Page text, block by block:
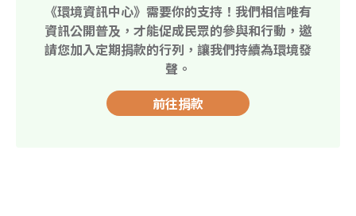
《環境資訊中心》需要你的支持！我們相信唯有
資訊公開普及，才能促成民眾的參與和行動，邀
請您加入定期捐款的行列，讓我們持續為環境發
聲。
前往捐款